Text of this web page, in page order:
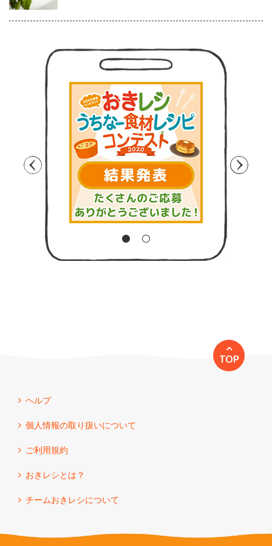
TOP
ヘルプ
個人情報の取り扱いについて
ご利用規約
おきレシとは？
チームおきレシについて